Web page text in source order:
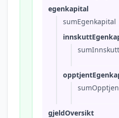
egenkapital
sumEgenkapital
gjeldOversikt